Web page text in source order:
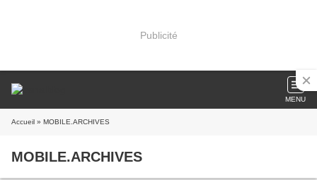
Publicité
MENU
Accueil » MOBILE.ARCHIVES
MOBILE.ARCHIVES